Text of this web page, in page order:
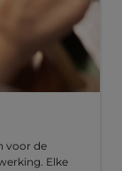
voor de
Elke